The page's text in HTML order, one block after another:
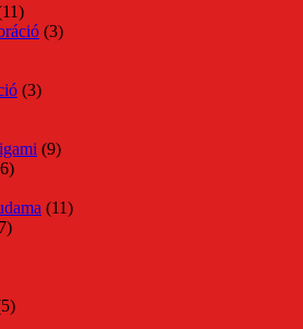
(3)
(3)
(9)
(11)